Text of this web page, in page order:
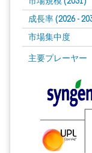
成長率 (2026 -
市場集中度
主要プレーヤー
画像 © Mordor